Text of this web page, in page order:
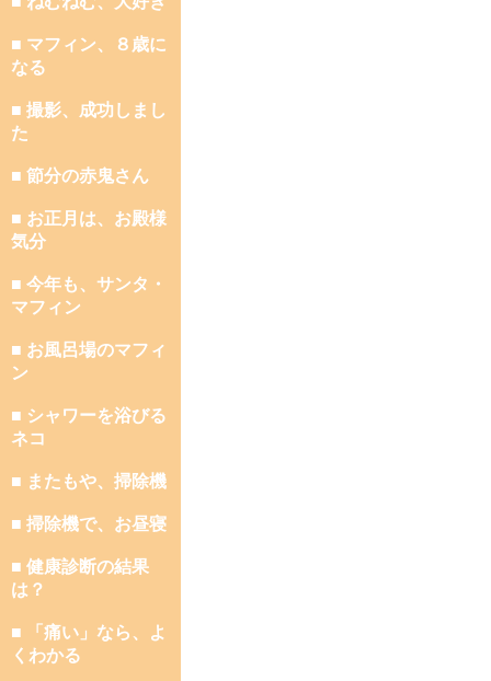
■ マフィン、８歳に
なる
■ 撮影、成功しまし
た
■ 節分の赤鬼さん
■ お正月は、お殿様
気分
■ 今年も、サンタ・
マフィン
■ お風呂場のマフィ
ン
■ シャワーを浴びる
ネコ
■ またもや、掃除機
■ 掃除機で、お昼寝
■ 健康診断の結果
は？
■ 「痛い」なら、よ
くわかる